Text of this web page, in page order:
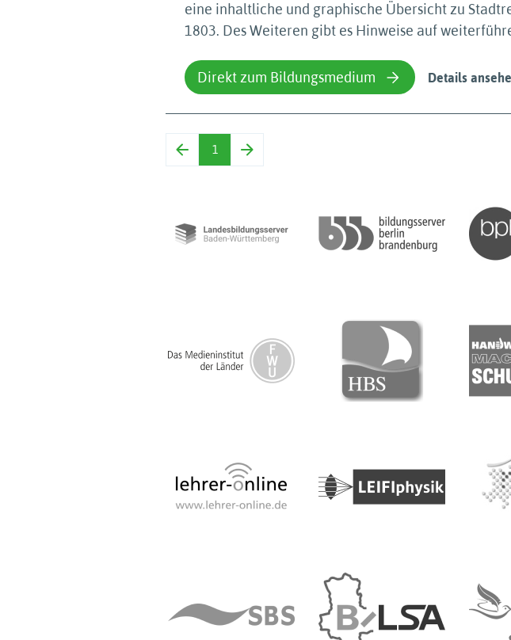
eine inhaltliche und graphische Übersicht zu
1803. Des Weiteren gibt es Hinweise auf
Direkt zum Bildungsmedium Details
1